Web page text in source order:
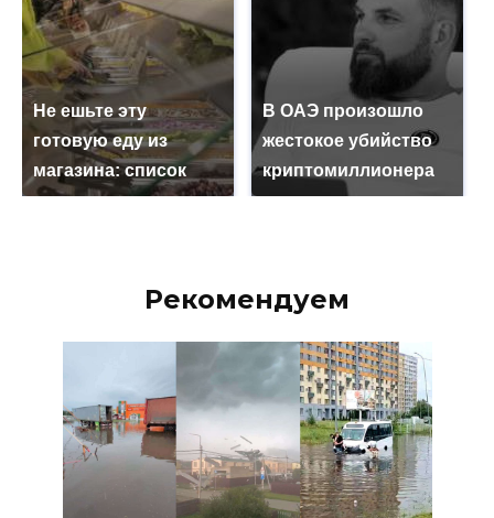
Не ешьте эту
готовую еду из
магазина: список
В ОАЭ произошло
жестокое убийство
криптомиллионера
Рекомендуем